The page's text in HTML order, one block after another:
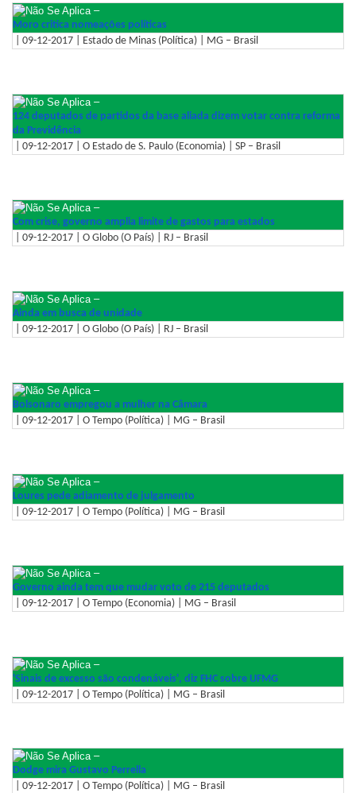
–
Moro critica nomeações políticas
| 09-12-2017 | Estado de Minas (Política) | MG – Brasil
–
124 deputados de partidos da base aliada dizem votar contra reforma
da Previdência
| 09-12-2017 | O Estado de S. Paulo (Economia) | SP – Brasil
–
Com crise, governo amplia limite de gastos para estados
| 09-12-2017 | O Globo (O País) | RJ – Brasil
–
Ainda em busca de unidade
| 09-12-2017 | O Globo (O País) | RJ – Brasil
–
Bolsonaro empregou a mulher na Câmara
| 09-12-2017 | O Tempo (Política) | MG – Brasil
–
Loures pede adiamento de julgamento
| 09-12-2017 | O Tempo (Política) | MG – Brasil
–
Governo ainda tem que mudar voto de 215 deputados
| 09-12-2017 | O Tempo (Economia) | MG – Brasil
–
'Sinais de excesso são condenáveis', diz FHC sobre UFMG
| 09-12-2017 | O Tempo (Política) | MG – Brasil
–
Dodge mira Gustavo Perrella
| 09-12-2017 | O Tempo (Política) | MG – Brasil